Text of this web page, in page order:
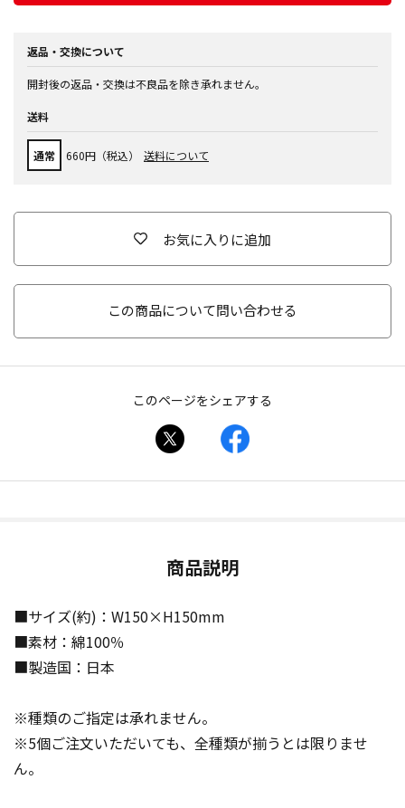
返品・交換について
開封後の返品・交換は不良品を除き承れません。
送料
通常 660円（税込） 送料について
お気に入りに追加
この商品について問い合わせる
このページをシェアする
商品説明
■サイズ(約)：W150×H150mm
■素材：綿100％
■製造国：日本
※種類のご指定は承れません。
※5個ご注文いただいても、全種類が揃うとは限りませ
ん。